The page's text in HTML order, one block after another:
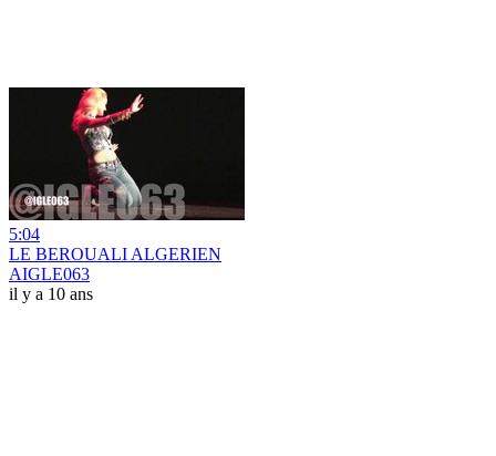
5:04
LE BEROUALI ALGERIEN
AIGLE063
il y a 10 ans